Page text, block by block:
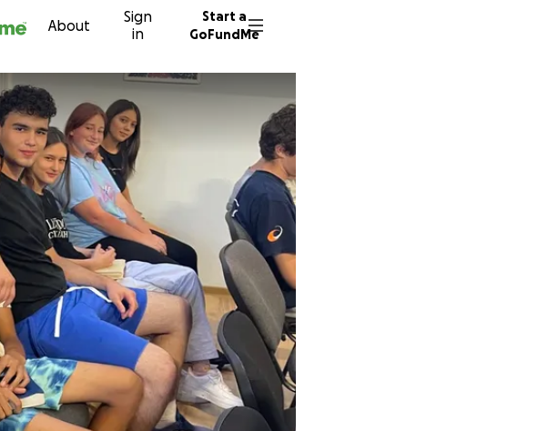
About
Sign
in
Start a
GoFundMe